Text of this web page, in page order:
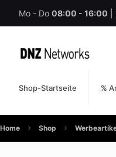
Mo - Do 08:00 - 16:00 |
Shop-Startseite %
Home Shop